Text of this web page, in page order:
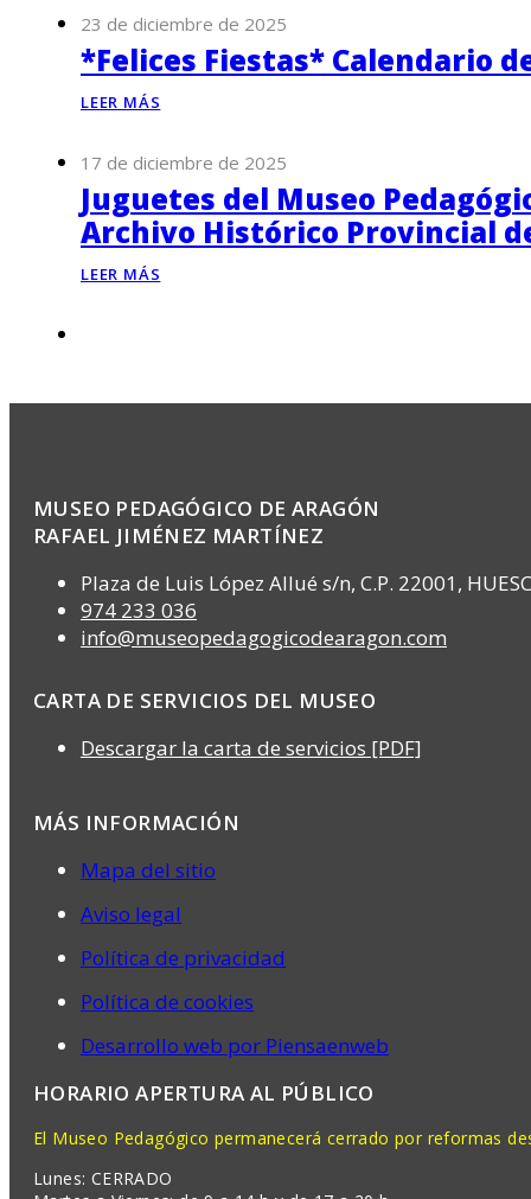
23 de diciembre de 2025
*Felices Fiestas* Calendario
LEER MÁS
17 de diciembre de 2025
Juguetes del Museo
Archivo Histórico Provincial
LEER MÁS
MUSEO PEDAGÓGICO DE ARAGÓN
RAFAEL JIMÉNEZ MARTÍNEZ
Plaza de Luis López Allué s/n, C.P. 22001,
974 233 036
info@museopedagogicodearagon.com
CARTA DE SERVICIOS DEL MUSEO
Descargar la carta de servicios [PDF]
MÁS INFORMACIÓN
Mapa del sitio
Aviso legal
Política de privacidad
Política de cookies
Desarrollo web por Piensaenweb
HORARIO APERTURA AL PÚBLICO
El Museo Pedagógico permanecerá cerrado por reformas
Lunes: CERRADO